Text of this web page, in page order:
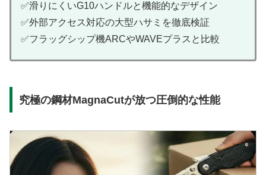
✅滑りにくいG10ハンドルと機能的なデザイン
✅外部アクセス対応の大型ハサミを徹底検証
✅フラッグシップ機ARCやWAVEプラスと比較
究極の鋼材MagnaCutが放つ圧倒的な性能